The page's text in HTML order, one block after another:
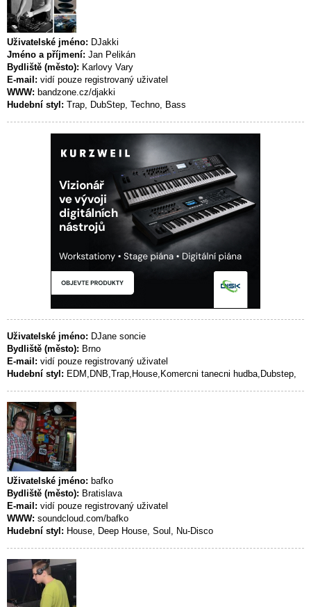
Uživatelské jméno: DJakki
Jméno a příjmení: Jan Pelikán
Bydliště (město): Karlovy Vary
E-mail: vidí pouze registrovaný uživatel
WWW: bandzone.cz/djakki
Hudební styl: Trap, DubStep, Techno, Bass
Uživatelské jméno: DJane soncie
Bydliště (město): Brno
E-mail: vidí pouze registrovaný uživatel
Hudební styl: EDM,DNB,Trap,House,Komercni tanecni hudba,Dubstep,
Uživatelské jméno: bafko
Bydliště (město): Bratislava
E-mail: vidí pouze registrovaný uživatel
WWW: soundcloud.com/bafko
Hudební styl: House, Deep House, Soul, Nu-Disco